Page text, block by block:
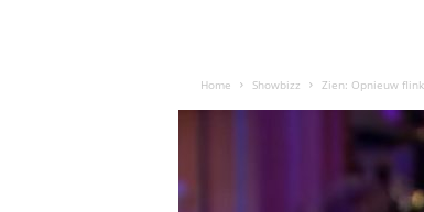
Home Showbizz Zien: Opnieuw